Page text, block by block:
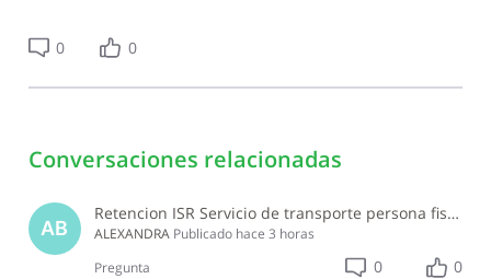
0 0
Conversaciones relacionadas
AB
Retencion ISR Servicio de transporte persona fisica
ALEXANDRA Publicado hace 3 horas
Pregunta
0 0